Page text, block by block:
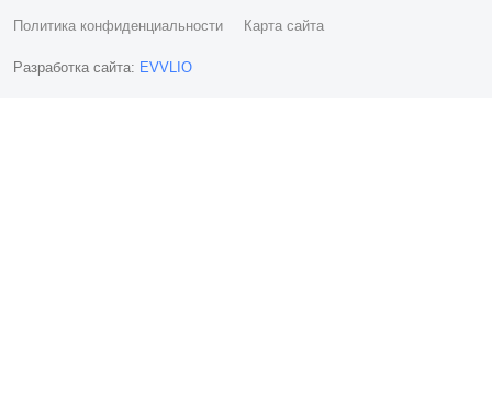
Политика конфиденциальности Карта сайта
Разработка сайта: EVVLIO